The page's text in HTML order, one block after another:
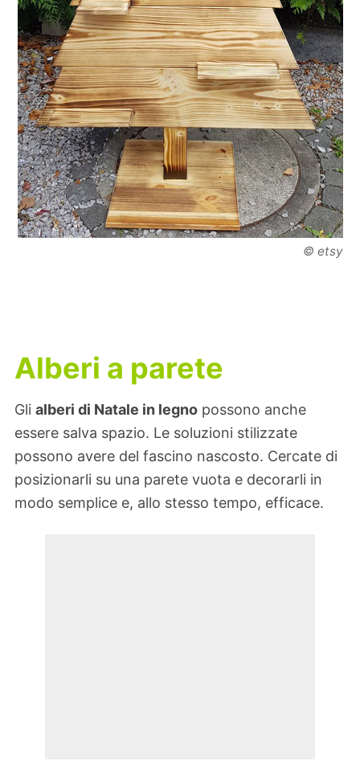
© etsy
Alberi a parete
Gli alberi di Natale in legno possono anche
essere salva spazio. Le soluzioni stilizzate
possono avere del fascino nascosto. Cercate di
posizionarli su una parete vuota e decorarli in
modo semplice e, allo stesso tempo, efficace.